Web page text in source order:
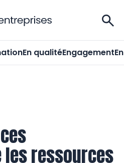
Var-Entreprises
En qualitéEngagement
ressources